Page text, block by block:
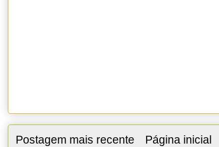
Postagem mais recente Página inicial